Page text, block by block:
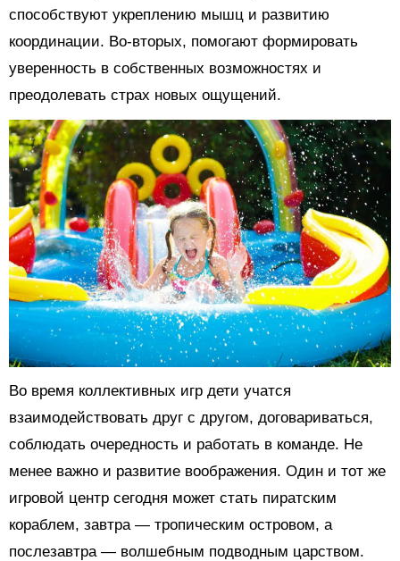
способствуют укреплению мышц и развитию
координации. Во-вторых, помогают формировать
уверенность в собственных возможностях и
преодолевать страх новых ощущений.
Во время коллективных игр дети учатся
взаимодействовать друг с другом, договариваться,
соблюдать очередность и работать в команде. Не
менее важно и развитие воображения. Один и тот же
игровой центр сегодня может стать пиратским
кораблем, завтра — тропическим островом, а
послезавтра — волшебным подводным царством.